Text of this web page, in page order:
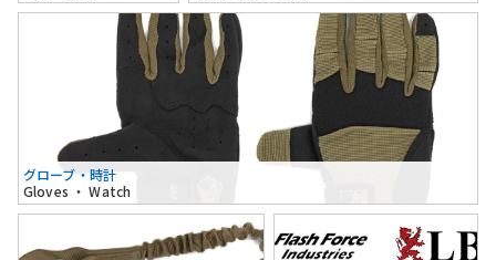
グローブ・時計
Gloves ・ Watch